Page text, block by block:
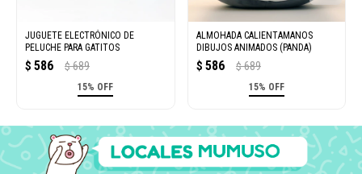
JUGUETE ELECTRÓNICO DE
PELUCHE PARA GATITOS
$ 586 $ 689
15% OFF
ALMOHADA CALIENTAMANOS
DIBUJOS ANIMADOS (PANDA)
$ 586 $ 689
15% OFF